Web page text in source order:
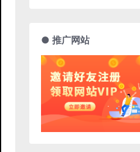
● 推广网站